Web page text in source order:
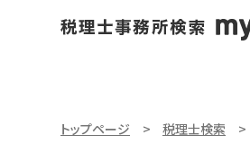
トップページ 税理士検索